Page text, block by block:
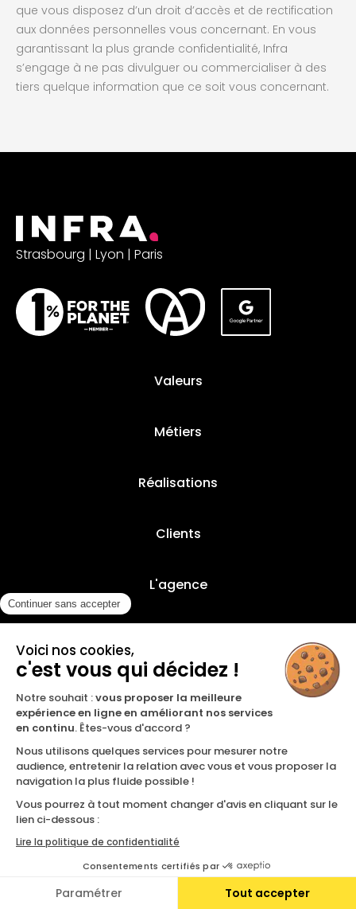
que vous disposez d’un droit d’accès et de rectification
aux données personnelles vous concernant. En vous
garantissant la plus grande confidentialité, Infra
s’engage à ne pas divulguer ou commercialiser à des
tiers quelque information que ce soit vous concernant.
Strasbourg | Lyon | Paris
Valeurs
Métiers
Réalisations
Clients
L'agence
LINKEDIN YOUTUBE INSTAGRAM
|